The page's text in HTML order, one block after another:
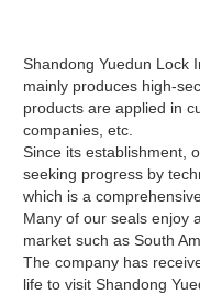
Shandong Yuedun Lock
mainly produces high-
products are applied in
companies, etc.
Since its establishment,
seeking progress by
which is a
Many of our seals enjoy
market such as South
The company has
life to visit Shandong